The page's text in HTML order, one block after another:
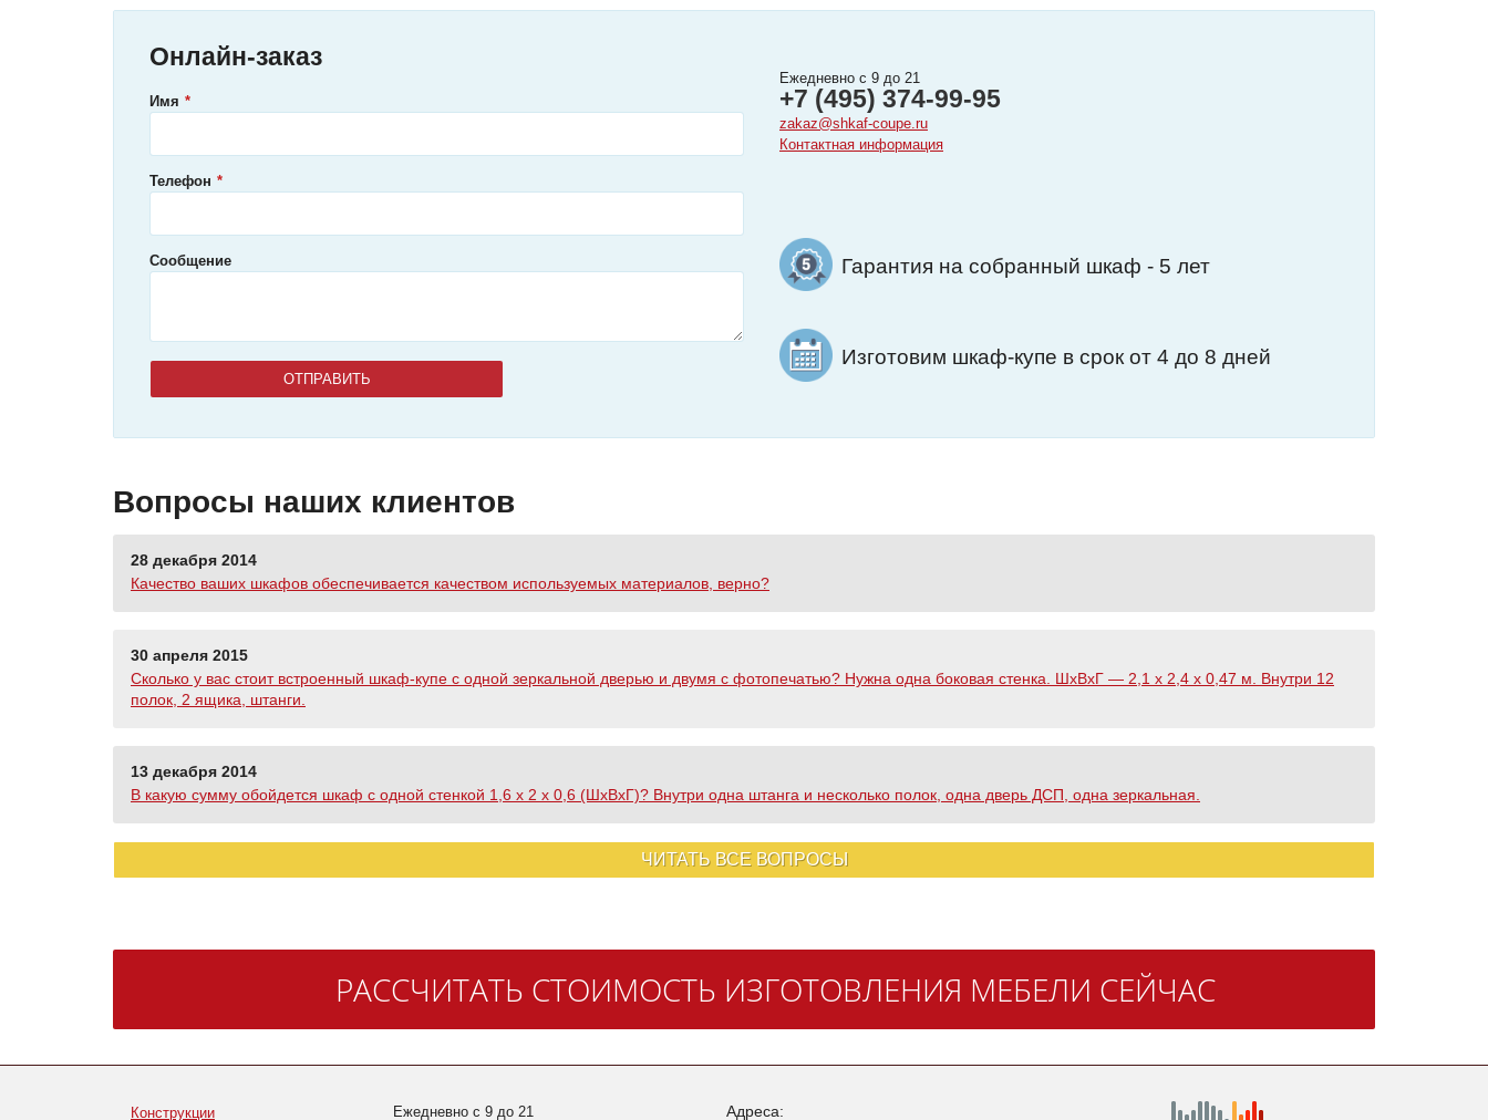
Онлайн-заказ
Имя
Телефон
Сообщение
Ежедневно с 9 до 21
+7 (495) 374-99-95
zakaz@shkaf-coupe.ru
Контактная информация
Гарантия на собранный шкаф - 5 лет
Изготовим шкаф-купе в срок от 4 до 8 дней
Вопросы наших клиентов
28 декабря 2014
Качество ваших шкафов обеспечивается качеством используемых материалов, верно?
30 апреля 2015
Сколько у вас стоит встроенный шкаф-купе с одной зеркальной дверью и двумя с фотопечатью? Нужна одна боковая стенка. ШхВхГ — 2,1 х 2,4 х 0,47 м. Внутри 12
полок, 2 ящика, штанги.
13 декабря 2014
В какую сумму обойдется шкаф с одной стенкой 1,6 х 2 х 0,6 (ШхВхГ)? Внутри одна штанга и несколько полок, одна дверь ДСП, одна зеркальная.
ЧИТАТЬ ВСЕ ВОПРОСЫ
РАССЧИТАТЬ СТОИМОСТЬ ИЗГОТОВЛЕНИЯ МЕБЕЛИ СЕЙЧАС
Конструкции Ежедневно с 9 до 21 Адреса: